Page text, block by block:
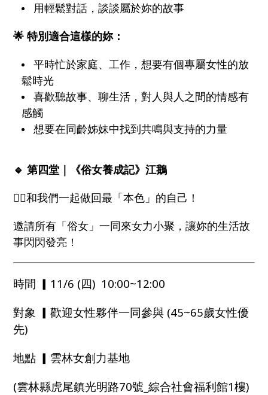
用輕鬆對話，談談屬於妳的故事
🌟 特別適合這樣的妳：
平時忙於家庭、工作，想要有個專屬女性的放
鬆時光
喜歡聽故事、聊生活，對人與人之間的情感有
感觸
想要在同齡姊妹中找到共鳴與支持的力量
🔹 第四堂｜《俗女養成記》江鵝
🙋‍♀️和我們一起做回最「本色」的自己！
邀請所有「俗女」一同來女力小聚，讓妳的生活故
事閃閃發亮！
時間 ▎11/6 (四) 10:00~12:00
對象 ▎歡迎女性夥伴一同參與 (45~65歲女性優
先)
地點 ▎雲林女創力基地
(雲林縣虎尾鎮光明路70號_綜合社會福利館1樓)